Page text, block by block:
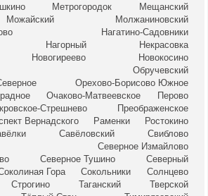
Метрогородок
Мещанский
Можайский
Молжаниновский
Нагатино-Садовники
Нагорный
Некрасовка
Новогиреево
Новокосино
Обручевский
Орехово-Борисово Южное
Очаково-Матвеевское
Перово
Стрешнево
Преображенское
Вернадского Раменки
Ростокино
Савёловский
Свиблово
Северное Измайлово
Северное Тушино Северный
Гора Сокольники
Солнцево
Строгино Таганский
Тверской